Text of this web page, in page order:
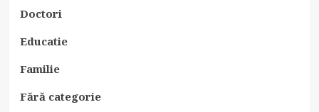
Doctori
Educatie
Familie
Fără categorie